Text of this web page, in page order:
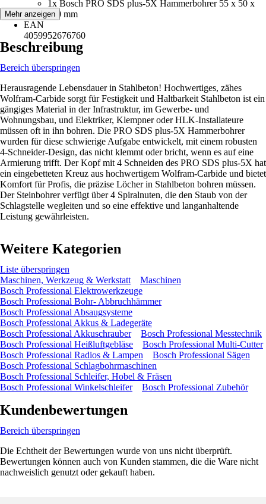
1x Bosch PRO SDS plus-5X Hammerbohrer 55 x 50 x
110 mm
EAN
4059952676760
Mehr anzeigen
Beschreibung
Bereich überspringen
Herausragende Lebensdauer in Stahlbeton! Hochwertiges, zähes
Wolfram-Carbide sorgt für Festigkeit und Haltbarkeit Stahlbeton ist ein
gängiges Material in der Infrastruktur, im Gewerbe- und
Wohnungsbau, und Elektriker, Klempner oder HLK-Installateure
müssen oft in ihn bohren. Die PRO SDS plus-5X Hammerbohrer
wurden für diese schwierige Aufgabe entwickelt, mit einem robusten
4-Schneider-Design, das nicht klemmt oder bricht, wenn es auf eine
Armierung trifft. Der Kopf mit 4 Schneiden des PRO SDS plus-5X hat
ein eingebetteten Kreuz aus hochwertigem Wolfram-Carbide und bietet
Komfort für Profis, die präzise Löcher in Stahlbeton bohren müssen.
Der Steinbohrer verfügt über 4 Spiralnuten, die den Staub von der
Schlagstelle wegleiten und so eine effektive und langanhaltende
Leistung gewährleisten.
Weitere Kategorien
Liste überspringen
Maschinen, Werkzeug & Werkstatt
Maschinen
Bosch Professional Elektrowerkzeuge
Bosch Professional Bohr- Abbruchhämmer
Bosch Professional Absaugsysteme
Bosch Professional Akkus & Ladegeräte
Bosch Professional Akkuschrauber
Bosch Professional Messtechnik
Bosch Professional Heißluftgebläse
Bosch Professional Multi-Cutter
Bosch Professional Radios & Lampen
Bosch Professional Sägen
Bosch Professional Schlagbohrmaschinen
Bosch Professional Schleifer, Hobel & Fräsen
Bosch Professional Winkelschleifer
Bosch Professional Zubehör
Kundenbewertungen
Bereich überspringen
Die Echtheit der Bewertungen wurde von uns nicht überprüft.
Bewertungen können auch von Kunden stammen, die die Ware nicht
nachweislich genutzt oder gekauft haben.